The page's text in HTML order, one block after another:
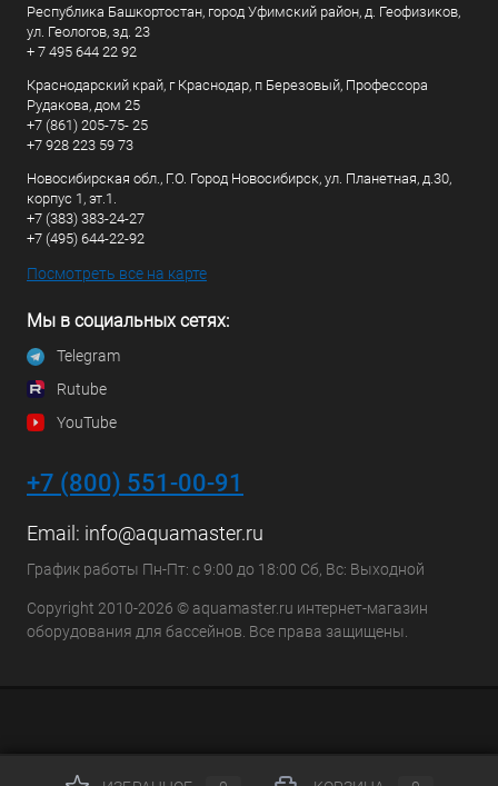
Республика Башкортостан, город Уфимский район, д. Геофизиков,
ул. Геологов, зд. 23
+ 7 495 644 22 92
Краснодарский край, г Краснодар, п Березовый, Профессора
Рудакова, дом 25
+7 (861) 205-75- 25
+7 928 223 59 73
Новосибирская обл., Г.О. Город Новосибирск, ул. Планетная, д.30,
корпус 1, эт.1.
+7 (383) 383-24-27
+7 (495) 644-22-92
Посмотреть все на карте
Мы в социальных сетях:
Telegram
Rutube
YouTube
+7 (800) 551-00-91
Email: info@aquamaster.ru
График работы Пн-Пт: с 9:00 до 18:00 Сб, Вс: Выходной
Copyright 2010-2026 © aquamaster.ru интернет-магазин
оборудования для бассейнов. Все права защищены.